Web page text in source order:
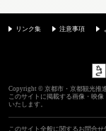
リンク集 注意事項
Copyright © 京都市・京都観光
このサイトに掲載する画像・映
いたします。
このサイト全般に関するお問合せ